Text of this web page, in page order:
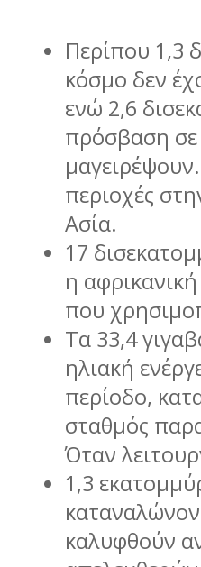
Περίπου 1,3
κόσµο δεν
ενώ 2,6
πρόσβαση σε
περιοχές
Ασία.
17
η
που
Τα 33,4
ηλιακή
περίοδο,
σταθµός
Όταν
1,3
καλυφθούν